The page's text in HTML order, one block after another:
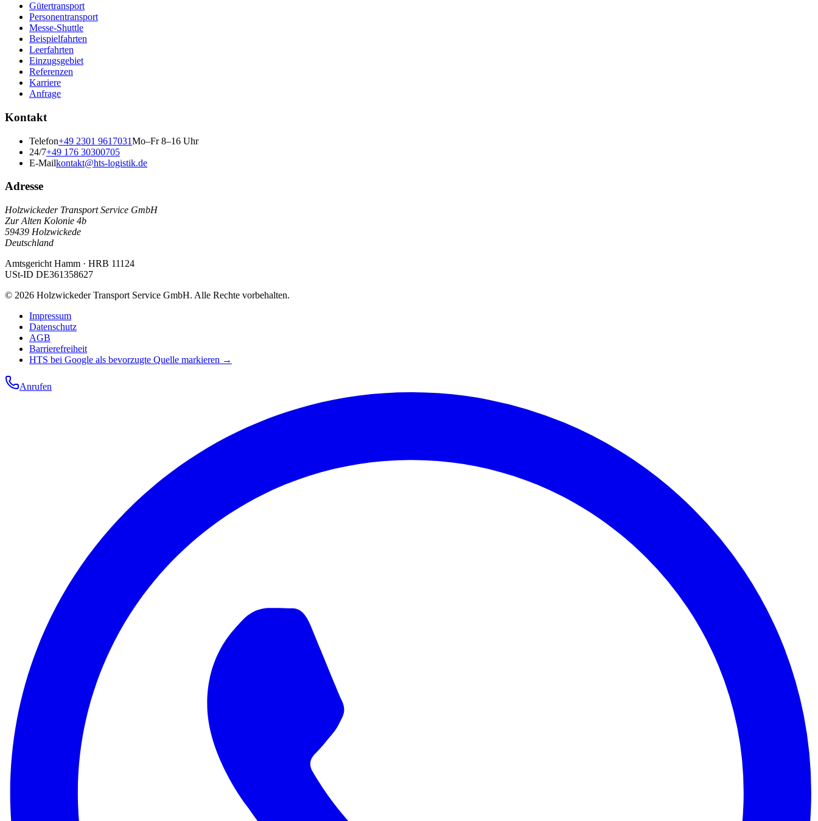
Gütertransport
Personentransport
Messe-Shuttle
Beispielfahrten
Leerfahrten
Einzugsgebiet
Referenzen
Karriere
Anfrage
Kontakt
Telefon+49 2301 9617031Mo–Fr 8–16 Uhr
24/7+49 176 30300705
E-Mailkontakt@hts-logistik.de
Adresse
Holzwickeder Transport Service GmbH
Zur Alten Kolonie 4b
59439 Holzwickede
Deutschland
Amtsgericht Hamm · HRB 11124
USt-ID DE361358627
© 2026 Holzwickeder Transport Service GmbH. Alle Rechte vorbehalten.
Impressum
Datenschutz
AGB
Barrierefreiheit
HTS bei Google als bevorzugte Quelle markieren →
Anrufen